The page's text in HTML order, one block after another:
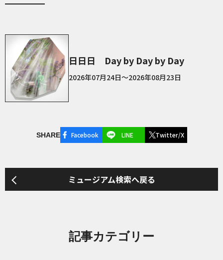
日日日 Day by Day by Day
2026年07月24日～2026年08月23日
SHARE Facebook LINE Twitter/X
ミュージアム検索へ戻る
記事カテゴリー